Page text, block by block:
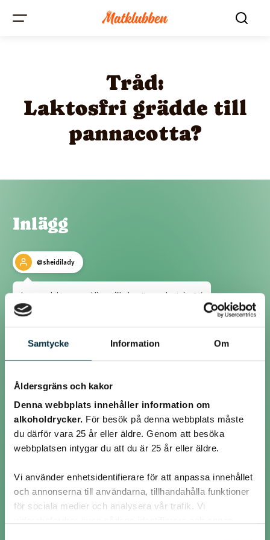
Samtycke Information Om
Åldersgräns och kakor
Denna webbplats innehåller information om
alkoholdrycker. För besök på denna webbplats måste
du därför vara 25 år eller äldre. Genom att besöka
webbplatsen intygar du att du är 25 år eller äldre.
Vi använder enhetsidentifierare för att anpassa innehållet
och annonserna till användarna, tillhandahålla funktioner
för sociala medier och analysera vår trafik. Vi
Tråd:
Laktosfri grädde till
pannacotta?
Inlägg
@sheidilady
kommer laktosen verkligen tillbaka efter upphettning?:'(
jag slår mina barn behöver ni inte mobba mig? :'(
@patatona
Använde Valios laktosfria grädde och alla verkade nöjda :)
Hade inte en aning om att laktosen kunde "komma tillbaka" vid